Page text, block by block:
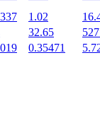
1.02
32.65
0.35471